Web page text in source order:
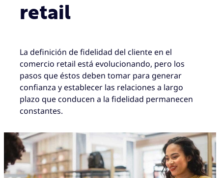
retail
La definición de fidelidad del cliente en el
comercio retail está evolucionando, pero los
pasos que éstos deben tomar para generar
confianza y establecer las relaciones a largo
plazo que conducen a la fidelidad permanecen
constantes.